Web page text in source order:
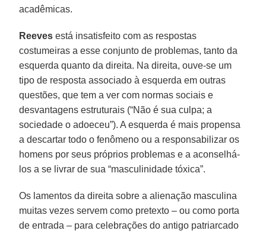
acadêmicas.
Reeves está insatisfeito com as respostas
costumeiras a esse conjunto de problemas, tanto da
esquerda quanto da direita. Na direita, ouve-se um
tipo de resposta associado à esquerda em outras
questões, que tem a ver com normas sociais e
desvantagens estruturais (“Não é sua culpa; a
sociedade o adoeceu”). A esquerda é mais propensa
a descartar todo o fenômeno ou a responsabilizar os
homens por seus próprios problemas e a aconselhá-
los a se livrar de sua “masculinidade tóxica”.
Os lamentos da direita sobre a alienação masculina
muitas vezes servem como pretexto – ou como porta
de entrada – para celebrações do antigo patriarcado